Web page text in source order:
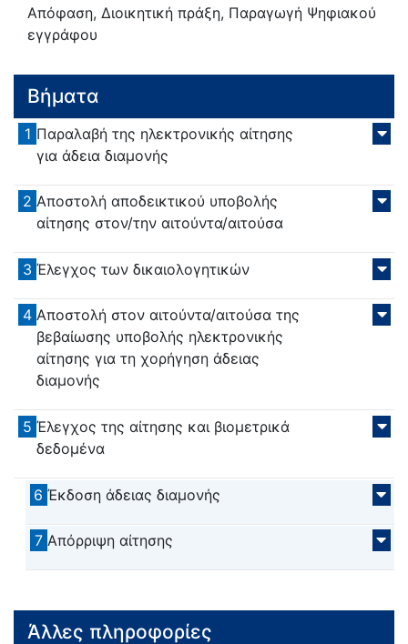
Απόφαση, Διοικητική πράξη, Παραγωγή Ψηφιακού
εγγράφου
Βήματα
1 Παραλαβή της ηλεκτρονικής αίτησης
για άδεια διαμονής
2 Αποστολή αποδεικτικού υποβολής
αίτησης στον/την αιτούντα/αιτούσα
3 Έλεγχος των δικαιολογητικών
4 Αποστολή στον αιτούντα/αιτούσα της
βεβαίωσης υποβολής ηλεκτρονικής
αίτησης για τη χορήγηση άδειας
διαμονής
5 Έλεγχος της αίτησης και βιομετρικά
δεδομένα
6 Έκδοση άδειας διαμονής
7 Απόρριψη αίτησης
Άλλες πληροφορίες